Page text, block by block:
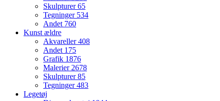
Skulpturer65
Tegninger 534
Andet 760
Kunst ældre
Akvareller408
Andet 175
Grafik 1876
Malerier 2678
Skulpturer85
Tegninger483
Legetøj